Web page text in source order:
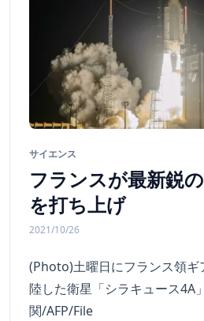
サイエンス
フランスが最新鋭
を打ち上げ
2021/10/26
(Photo)土曜日にフランス領ギ
陸した衛星「シラキュース4A
関/AFP/File